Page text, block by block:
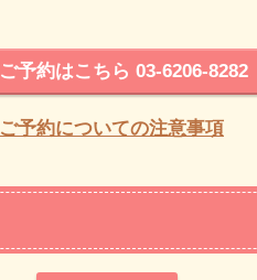
ご予約はこちら 03-6206-8282
ご予約についての注意事項